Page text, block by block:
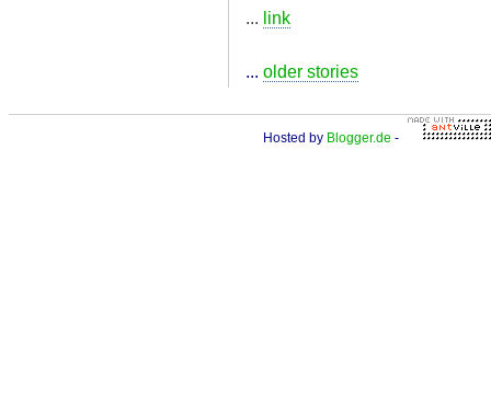
... link
... older stories
Hosted by Blogger.de -